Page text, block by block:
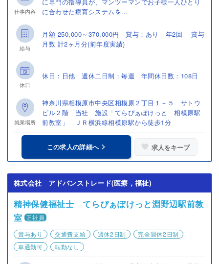
仕事内容
に合わせた療育システムを...
給与
月額 250,000～370,000円 賞与：あり 年2回 賞与
月数 計2ヶ月分(前年度実績)
休日
休日：日他 週休二日制：毎週 年間休日数：108日
就業場所
神奈川県相模原市中央区相模原２丁目１－５ サトウ
ビル２階 当社 施設「てらぴぁぽけっと 相模原駅
前教室」 ＪＲ横浜線相模原駅から徒歩1分
この求人の詳細へ 求人をキープ
株式会社 アドバンストレード(医療，福祉)
精神保健福祉士 てらぴぁぽけっと淵野辺駅前教
室 正社員
賞与あり
交通費支給 週休2日制
完全週休2日制
車通勤可
転勤なし